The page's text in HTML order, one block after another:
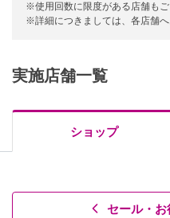
※使用回数に限度がある店舗もご
※詳細につきましては、各店舗へ
実施店舗一覧
ショップ
セール・